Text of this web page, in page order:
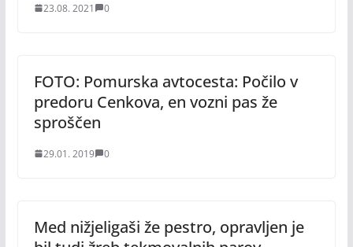
23.08. 2021 0
FOTO: Pomurska avtocesta: Počilo v
predoru Cenkova, en vozni pas že
sproščen
29.01. 2019 0
Med nižjeligaši že pestro, opravljen je